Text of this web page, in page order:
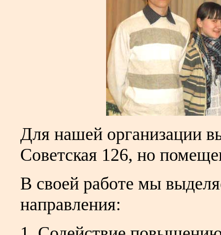
Для нашей организации
Советская 126, но
В своей работе мы
направления: